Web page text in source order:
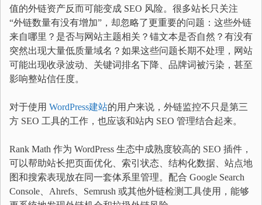
值的外链资产反而可能变成 SEO 风险。很多站长只关注
“外链数量有没有增加”，却忽略了更重要的问题：这些外链
来自哪里？是否与网站主题相关？锚文本是否自然？有没有
突然出现大量低质量域名？如果这些问题长期不处理，网站
可能出现收录波动、关键词排名下降、品牌词被污染，甚至
影响整站信任度。
对于使用 WordPress建站的用户来说，外链监控不只是第三
方 SEO 工具的工作，也应该和站内 SEO 管理结合起来。
Rank Math 作为 WordPress 生态中成熟度较高的 SEO 插件，
可以帮助站长把页面优化、索引状态、结构化数据、站点地
图和搜索表现放在同一套体系里管理。配合 Google Search
Console、Ahrefs、Semrush 或其他外链检测工具使用，能够